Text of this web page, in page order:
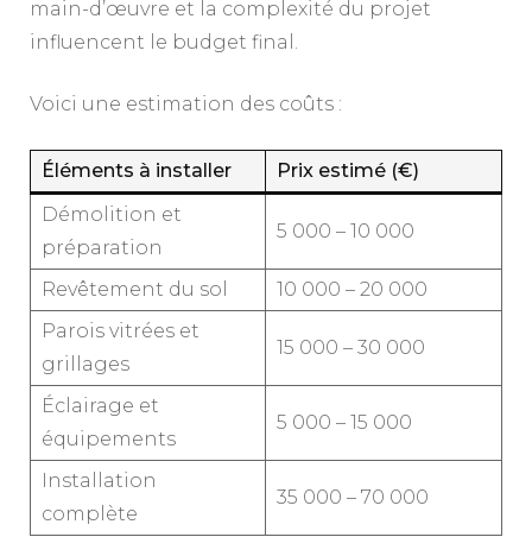
main-d’œuvre et la complexité du projet
influencent le budget final.
Voici une estimation des coûts :
Éléments à installer
Prix estimé (€)
Démolition et
préparation
5 000 – 10 000
Revêtement du sol
10 000 – 20 000
Parois vitrées et
grillages
15 000 – 30 000
Éclairage et
équipements
5 000 – 15 000
Installation
complète
35 000 – 70 000